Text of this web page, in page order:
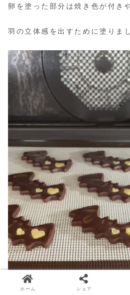
卵を塗った部分は焼き色が付き
羽の立体感を出すために塗りま
ホーム シェア